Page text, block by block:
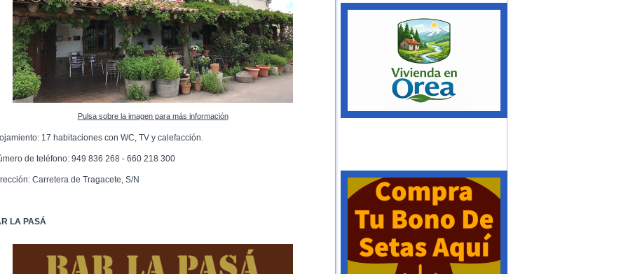
Pulsa sobre la imagen para más información
17 habitaciones con WC, TV y calefacción.
de teléfono: 949 836 268 - 660 218 300
Carretera de Tragacete, S/N
LA PASÁ